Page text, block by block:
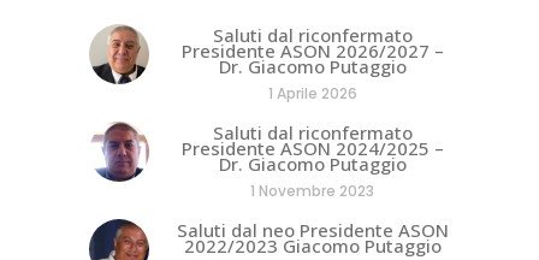
Saluti dal riconfermato
Presidente ASON 2026/2027 –
Dr. Giacomo Putaggio
1 Aprile 2026
Saluti dal riconfermato
Presidente ASON 2024/2025 –
Dr. Giacomo Putaggio
1 Novembre 2023
Saluti dal neo Presidente ASON
2022/2023 Giacomo Putaggio